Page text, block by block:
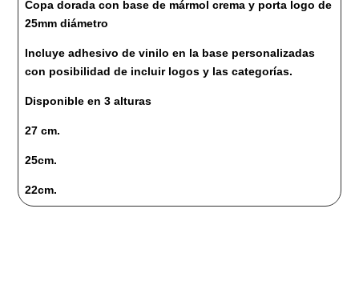
Copa dorada con base de mármol crema y porta logo de
25mm diámetro
Incluye adhesivo de vinilo en la base personalizadas
con posibilidad de incluir logos y las categorías.
Disponible en 3 alturas
27 cm.
25cm.
22cm.